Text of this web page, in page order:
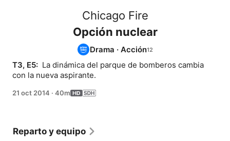
Chicago Fire
Opción nuclear
Drama · Acción
T3, E5: La dinámica del parque de bomberos cambia
con la nueva aspirante.
21 oct 2014 · 40m
Reparto y equipo